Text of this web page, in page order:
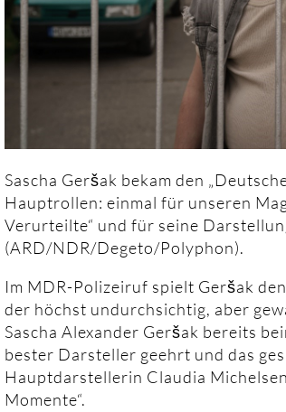
Sascha Geršak bekam den
Hauptrollen: einmal für unseren
Verurteilte“ und für seine
(ARD/NDR/Degeto/Polyphon).
Im MDR-Polizeiruf spielt Geršak
der höchst undurchsichtig, aber
Sascha Alexander Geršak bereits
bester Darsteller geehrt und das
Hauptdarstellerin Claudia
Momente“.